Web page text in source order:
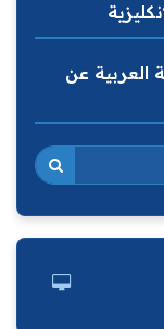
العربية عن